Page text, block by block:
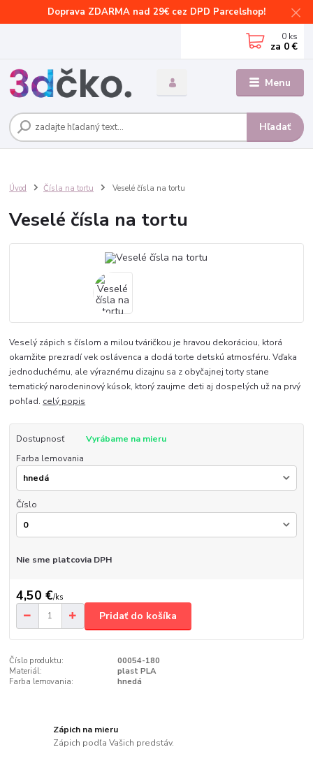
Doprava ZDARMA nad 29€ cez DPD Parcelshop!
Menu
Hľadať
0 ks
za 0 €
Úvod Čísla na tortu Veselé čísla na tortu
Veselé čísla na tortu
Veselý zápich s číslom a milou tváričkou je hravou dekoráciou, ktorá
okamžite prezradí vek oslávenca a dodá torte detskú atmosféru. Vďaka
jednoduchému, ale výraznému dizajnu sa z obyčajnej torty stane
tematický narodeninový kúsok, ktorý zaujme deti aj dospelých už na prvý
pohľad. celý popis
Dostupnosť
Vyrábame na mieru
Farba lemovania
Číslo
Nie sme platcovia DPH
4,50 €/ks
Pridať do košíka
Číslo produktu:
00054-180
Materiál:
plast PLA
Farba lemovania:
hnedá
Zápich na mieru
Zápich podľa Vašich predstáv.